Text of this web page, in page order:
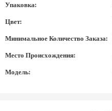
Упаковка:
Цвет:
Минимальное Количество Заказа:
Место Происхождения:
Модель: